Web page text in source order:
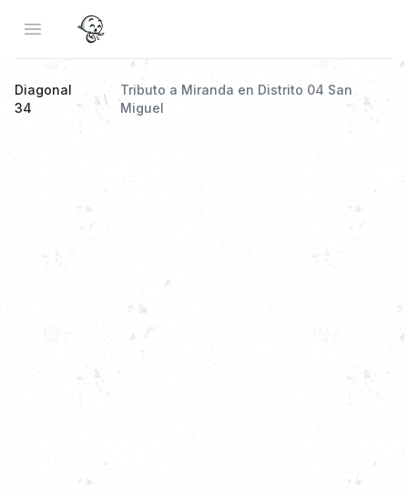
Open menu
Diagonal
34
Tributo a Miranda en Distrito 04 San
Miguel